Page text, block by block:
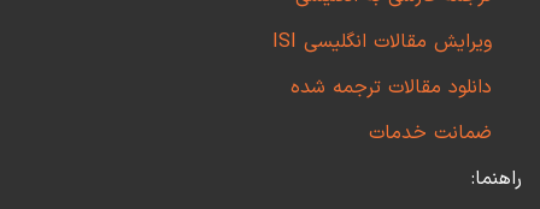
ویرایش مقالات انگلیسی ISI
دانلود مقالات ترجمه شده
ضمانت خدمات
راهنما: